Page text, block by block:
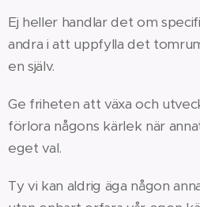
Ej heller handlar det om
andra i att uppfylla det
en själv.
Ge friheten att växa och
förlora någons kärlek när
eget val.
Ty vi kan aldrig äga någon